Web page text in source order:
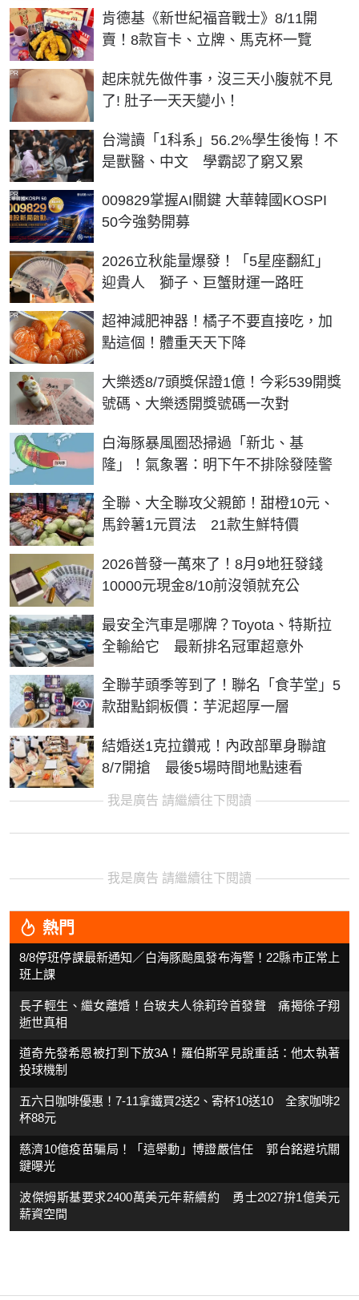
肯德基《新世紀福音戰士》8/11開
賣！8款盲卡、立牌、馬克杯一覽
起床就先做件事，沒三天小腹就不見
了! 肚子一天天變小！
PR
台灣讀「1科系」56.2%學生後悔！不
是獸醫、中文 學霸認了窮又累
009829掌握AI關鍵 大華韓國KOSPI
50今強勢開募
PR
2026立秋能量爆發！「5星座翻紅」
迎貴人 獅子、巨蟹財運一路旺
超神減肥神器！橘子不要直接吃，加
點這個！體重天天下降
PR
大樂透8/7頭獎保證1億！今彩539開獎
號碼、大樂透開獎號碼一次對
白海豚暴風圈恐掃過「新北、基
隆」！氣象署：明下午不排除發陸警
全聯、大全聯攻父親節！甜橙10元、
馬鈴薯1元買法 21款生鮮特價
2026普發一萬來了！8月9地狂發錢
10000元現金8/10前沒領就充公
最安全汽車是哪牌？Toyota、特斯拉
全輸給它 最新排名冠軍超意外
全聯芋頭季等到了！聯名「食芋堂」5
款甜點銅板價：芋泥超厚一層
結婚送1克拉鑽戒！內政部單身聯誼
8/7開搶 最後5場時間地點速看
我是廣告 請繼續往下閱讀
我是廣告 請繼續往下閱讀
熱門
8/8停班停課最新通知／白海豚颱風發布海警！22縣市正常上
班上課
長子輕生、繼女離婚！台玻夫人徐莉玲首發聲 痛揭徐子翔
逝世真相
道奇先發希恩被打到下放3A！羅伯斯罕見說重話：他太執著
投球機制
五六日咖啡優惠！7-11拿鐵買2送2、寄杯10送10 全家咖啡2
杯88元
慈濟10億疫苗騙局！「這舉動」博證嚴信任 郭台銘避坑關
鍵曝光
波傑姆斯基要求2400萬美元年薪續約 勇士2027拚1億美元
薪資空間